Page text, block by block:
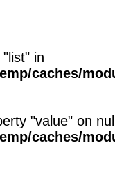
in
caches/
"value" on
caches/